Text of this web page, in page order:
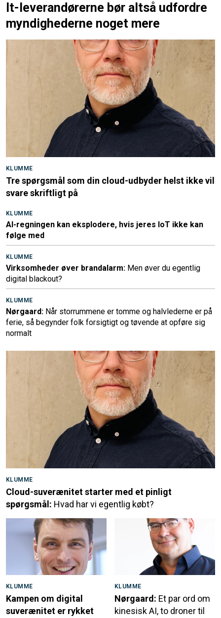
It-leverandørerne bør altså udfordre
myndighederne noget mere
KLUMME
Tre spørgsmål som din cloud-udbyder helst ikke vil
svare skriftligt på
KLUMME
AI-regningen kan eksplodere, hvis jeres IoT ikke kan
følge med
KLUMME
Virksomheder øver brandalarm: Men øver du egentlig
digital blackout?
KLUMME
Nørgaard: Når storrummene er tomme og halvlederne er på
ferie, så begynder folk forsigtigt og tøvende at opføre sig
normalt
KLUMME
Cloud-suverænitet starter med et pinligt
spørgsmål: Hvad har vi egentlig købt?
KLUMME
Kampen om digital
suverænitet er rykket
KLUMME
Nørgaard: Et par ord om
kinesisk AI, to droner til